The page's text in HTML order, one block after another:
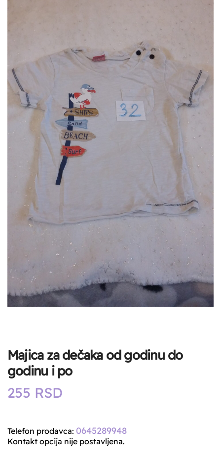
Majica za dečaka od godinu do
godinu i po
255 RSD
Telefon prodavca: 0645289948
Kontakt opcija nije postavljena.